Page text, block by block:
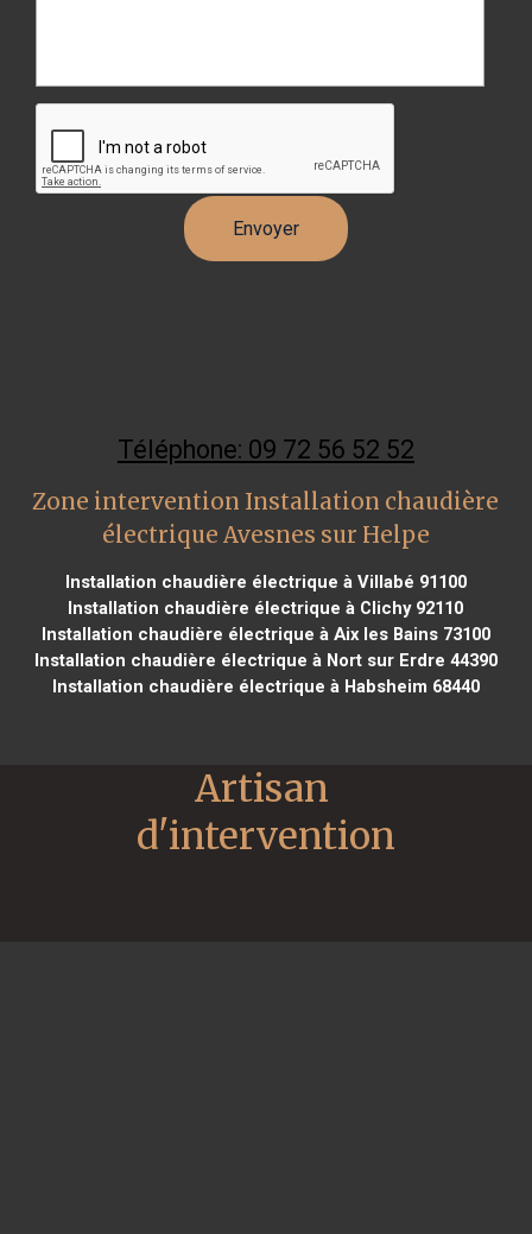
Téléphone: 09 72 56 52 52
Zone intervention Installation chaudière
électrique Avesnes sur Helpe
Installation chaudière électrique à Villabé 91100
Installation chaudière électrique à Clichy 92110
Installation chaudière électrique à Aix les Bains 73100
Installation chaudière électrique à Nort sur Erdre 44390
Installation chaudière électrique à Habsheim 68440
Artisan
d'intervention